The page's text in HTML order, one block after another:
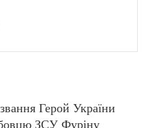
Герой України
ЗСУ Фуріну